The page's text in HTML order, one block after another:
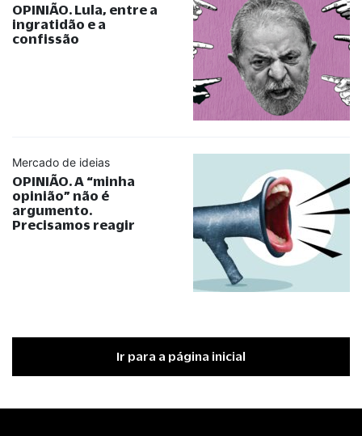
OPINIÃO. Lula, entre a
ingratidão e a
confissão
Mercado de ideias
OPINIÃO. A “minha
opinião” não é
argumento.
Precisamos reagir
Ir para a página inicial